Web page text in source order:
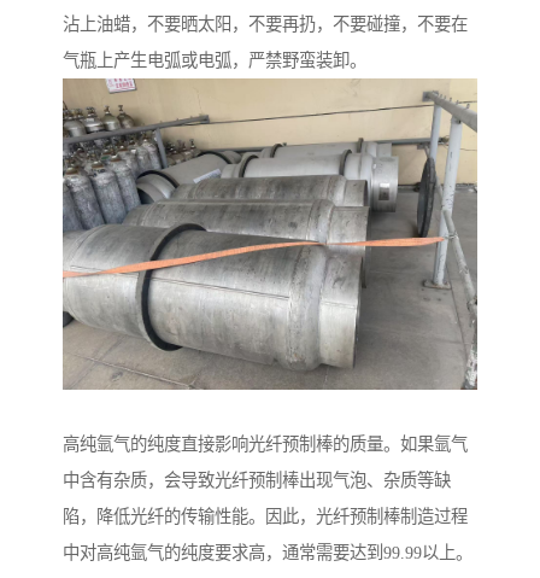
沾上油蜡，不要晒太阳，不要再扔，不要碰撞，不要在
气瓶上产生电弧或电弧，严禁野蛮装卸。
高纯氩气的纯度直接影响光纤预制棒的质量。如果氩气
中含有杂质，会导致光纤预制棒出现气泡、杂质等缺
陷，降低光纤的传输性能。因此，光纤预制棒制造过程
中对高纯氩气的纯度要求高，通常需要达到99.99以上。